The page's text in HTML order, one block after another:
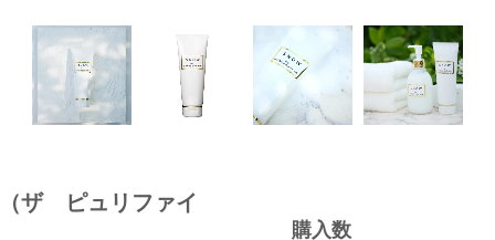
ピュリファイ
購入数